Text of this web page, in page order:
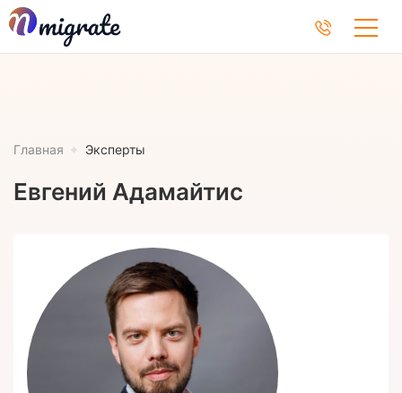
Главная Эксперты
Евгений Адамайтис